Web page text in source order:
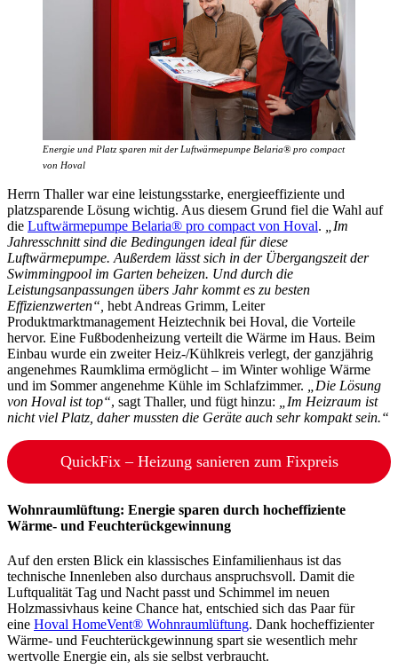
Energie und Platz sparen mit der Luftwärmepumpe Belaria® pro compact
von Hoval
Herrn Thaller war eine leistungsstarke, energieeffiziente und
platzsparende Lösung wichtig. Aus diesem Grund fiel die Wahl auf
die Luftwärmepumpe Belaria® pro compact von Hoval. „Im
Jahresschnitt sind die Bedingungen ideal für diese
Luftwärmepumpe. Außerdem lässt sich in der Übergangszeit der
Swimmingpool im Garten beheizen. Und durch die
Leistungsanpassungen übers Jahr kommt es zu besten
Effizienzwerten“, hebt Andreas Grimm, Leiter
Produktmarktmanagement Heiztechnik bei Hoval, die Vorteile
hervor. Eine Fußbodenheizung verteilt die Wärme im Haus. Beim
Einbau wurde ein zweiter Heiz-/Kühlkreis verlegt, der ganzjährig
angenehmes Raumklima ermöglicht – im Winter wohlige Wärme
und im Sommer angenehme Kühle im Schlafzimmer.
„Die Lösung
von Hoval ist top“, sagt Thaller, und fügt hinzu:
„Im Heizraum ist
nicht viel Platz, daher mussten die Geräte auch sehr kompakt sein.“
QuickFix – Heizung sanieren zum Fixpreis
Wohnraumlüftung: Energie sparen durch hocheffiziente
Wärme- und Feuchterückgewinnung
Auf den ersten Blick ein klassisches Einfamilienhaus ist das
technische Innenleben also durchaus anspruchsvoll. Damit die
Luftqualität Tag und Nacht passt und Schimmel im neuen
Holzmassivhaus keine Chance hat, entschied sich das Paar für
eine Hoval HomeVent® Wohnraumlüftung. Dank hocheffizienter
Wärme- und Feuchterückgewinnung spart sie wesentlich mehr
wertvolle Energie ein, als sie selbst verbraucht.